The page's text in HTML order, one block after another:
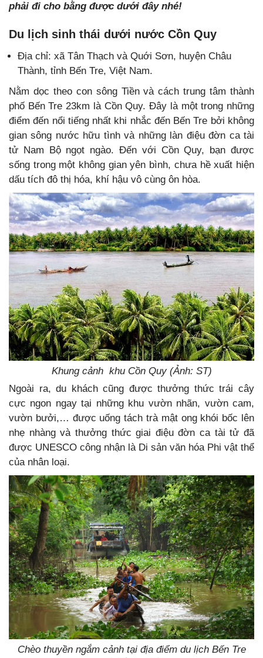
phải đi cho bằng được dưới đây nhé!
Du lịch sinh thái dưới nước Cồn Quy
Địa chỉ: xã Tân Thạch và Quới Sơn, huyện Châu
Thành, tỉnh Bến Tre, Việt Nam.
Nằm dọc theo con sông Tiền và cách trung tâm thành
phố Bến Tre 23km là Cồn Quy. Đây là một trong những
điểm đến nổi tiếng nhất khi nhắc đến Bến Tre bởi không
gian sông nước hữu tình và những làn điệu đờn ca tài
tử Nam Bộ ngọt ngào. Đến với Cồn Quy, bạn được
sống trong một không gian yên bình, chưa hề xuất hiện
dấu tích đô thị hóa, khí hậu vô cùng ôn hòa.
Khung cảnh khu Cồn Quy (Ảnh: ST)
Ngoài ra, du khách cũng được thưởng thức trái cây
cực ngon ngay tại những khu vườn nhãn, vườn cam,
vườn bưởi,… được uống tách trà mật ong khói bốc lên
nhẹ nhàng và thưởng thức giai điệu đờn ca tài tử đã
được UNESCO công nhận là Di sản văn hóa Phi vật thể
của nhân loại.
Chèo thuyền ngắm cảnh tại địa điểm du lịch Bến Tre